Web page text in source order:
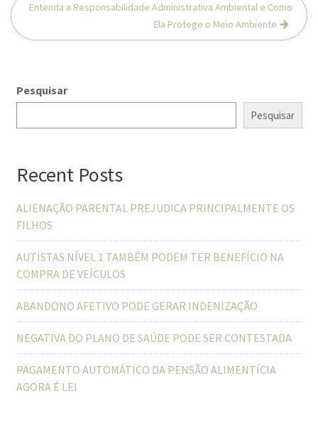
Entenda a Responsabilidade Administrativa Ambiental e Como
Ela Protege o Meio Ambiente
Pesquisar
Pesquisar
Recent Posts
ALIENAÇÃO PARENTAL PREJUDICA PRINCIPALMENTE OS
FILHOS
AUTISTAS NÍVEL 1 TAMBÉM PODEM TER BENEFÍCIO NA
COMPRA DE VEÍCULOS
ABANDONO AFETIVO PODE GERAR INDENIZAÇÃO
NEGATIVA DO PLANO DE SAÚDE PODE SER CONTESTADA
PAGAMENTO AUTOMÁTICO DA PENSÃO ALIMENTÍCIA
AGORA É LEI